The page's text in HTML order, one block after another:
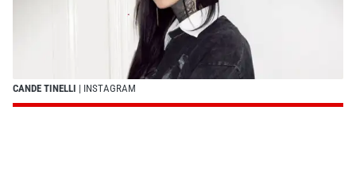
CANDE TINELLI | INSTAGRAM